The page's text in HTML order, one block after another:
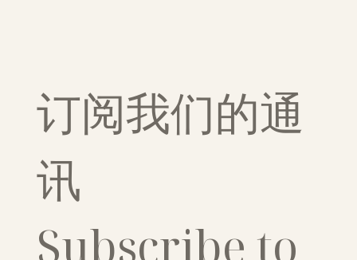
订阅我们的通
讯
Subscribe to